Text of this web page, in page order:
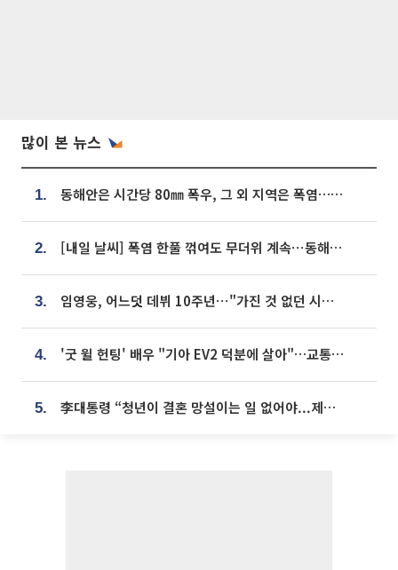
많이 본 뉴스
1. 동해안은 시간당 80㎜ 폭우, 그 외 지역은 폭염…‘극과 극 날씨’
2. [내일 날씨] 폭염 한풀 꺾여도 무더위 계속⋯동해안 이틀 연속 비
3. 임영웅, 어느덧 데뷔 10주년⋯"가진 것 없던 시절, 내 앞엔 20명의 팬뿐"
4. '굿 윌 헌팅' 배우 "기아 EV2 덕분에 살아"…교통사고 후 안전성 극찬
5. 李대통령 “청년이 결혼 망설이는 일 없어야...제도상 불이익 조사”